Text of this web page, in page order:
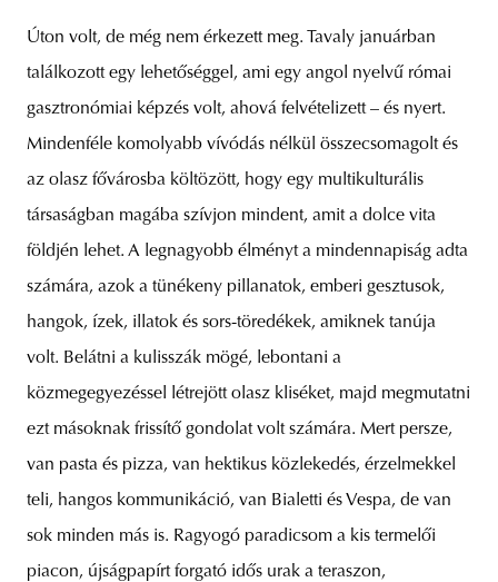
Úton volt, de még nem érkezett meg. Tavaly januárban
találkozott egy lehetőséggel, ami egy angol nyelvű római
gasztronómiai képzés volt, ahová felvételizett – és nyert.
Mindenféle komolyabb vívódás nélkül összecsomagolt és
az olasz fővárosba költözött, hogy egy multikulturális
társaságban magába szívjon mindent, amit a dolce vita
földjén lehet. A legnagyobb élményt a mindennapiság adta
számára, azok a tünékeny pillanatok, emberi gesztusok,
hangok, ízek, illatok és sors-töredékek, amiknek tanúja
volt. Belátni a kulisszák mögé, lebontani a
közmegegyezéssel létrejött olasz kliséket, majd megmutatni
ezt másoknak frissítő gondolat volt számára. Mert persze,
van pasta és pizza, van hektikus közlekedés, érzelmekkel
teli, hangos kommunikáció, van Bialetti és Vespa, de van
sok minden más is. Ragyogó paradicsom a kis termelői
piacon, újságpapírt forgató idős urak a teraszon,